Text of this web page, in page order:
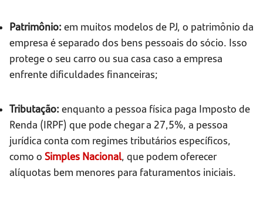
Patrimônio: em muitos modelos de PJ, o patrimônio da
empresa é separado dos bens pessoais do sócio. Isso
protege o seu carro ou sua casa caso a empresa
enfrente dificuldades financeiras;
Tributação: enquanto a pessoa física paga Imposto de
Renda (IRPF) que pode chegar a 27,5%, a pessoa
jurídica conta com regimes tributários específicos,
como o Simples Nacional, que podem oferecer
alíquotas bem menores para faturamentos iniciais.